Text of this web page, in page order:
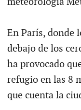
En París, donde
debajo de los
ha provocado
refugio en las 8
que cuenta la